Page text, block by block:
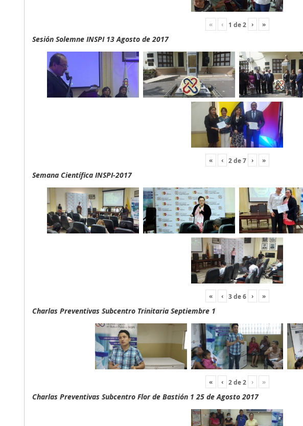
« ‹ 1 de2 › »
Sesión Solemne INSPI 13 Agosto de 2017
« ‹ 2de7 › »
Semana Científica INSPI-2017
« ‹ 3de6 › »
Charlas Preventivas Subcentro Trinitaria Septiembre 1
« ‹ 2de2 › »
Charlas Preventivas Subcentro Flor de Bastión 1 25 de Agosto 2017